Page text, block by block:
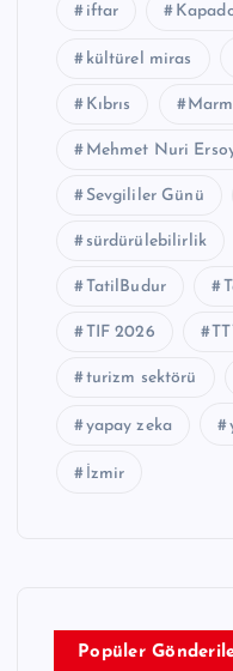
iftar
kültürel miras
Kıbrıs
Mehmet Nuri
Sevgililer Günü
sürdürülebilirlik
TatilBudur
TIF 2026
turizm sektörü
yapay zeka
İzmir
Popüler